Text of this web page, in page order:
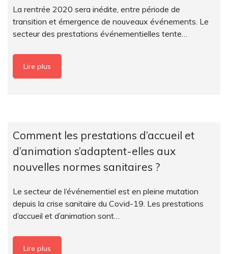
La rentrée 2020 sera inédite, entre période de
transition et émergence de nouveaux événements. Le
secteur des prestations événementielles tente…
Lire plus
Comment les prestations d’accueil et
d’animation s’adaptent-elles aux
nouvelles normes sanitaires ?
Le secteur de l’événementiel est en pleine mutation
depuis la crise sanitaire du Covid-19. Les prestations
d’accueil et d’animation sont…
Lire plus